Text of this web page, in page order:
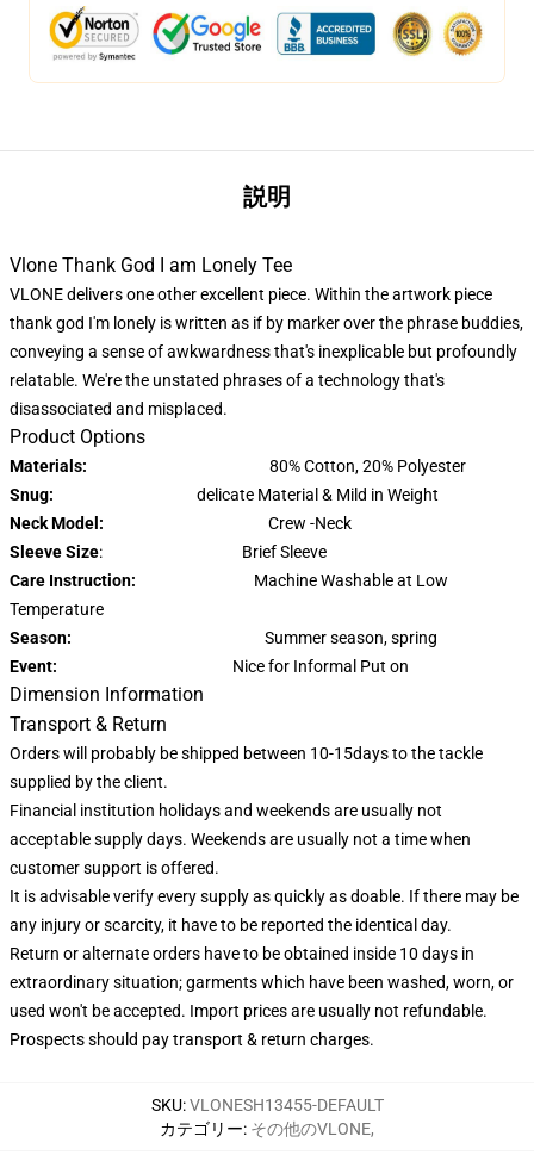
説明
Vlone Thank God I am Lonely Tee
VLONE delivers one other excellent piece. Within the artwork piece
thank god I'm lonely is written as if by marker over the phrase buddies,
conveying a sense of awkwardness that's inexplicable but profoundly
relatable. We're the unstated phrases of a technology that's
disassociated and misplaced.
Product Options
Materials: 80% Cotton, 20% Polyester
Snug: delicate Material & Mild in Weight
Neck Model: Crew -Neck
Sleeve Size: Brief Sleeve
Care Instruction: Machine Washable at Low
Temperature
Season: Summer season, spring
Event: Nice for Informal Put on
Dimension Information
Transport & Return
Orders will probably be shipped between 10-15days to the tackle
supplied by the client.
Financial institution holidays and weekends are usually not
acceptable supply days. Weekends are usually not a time when
customer support is offered.
It is advisable verify every supply as quickly as doable. If there may be
any injury or scarcity, it have to be reported the identical day.
Return or alternate orders have to be obtained inside 10 days in
extraordinary situation; garments which have been washed, worn, or
used won't be accepted. Import prices are usually not refundable.
Prospects should pay transport & return charges.
SKU:VLONESH13455-DEFAULT
カテゴリー: その他のVLONE,